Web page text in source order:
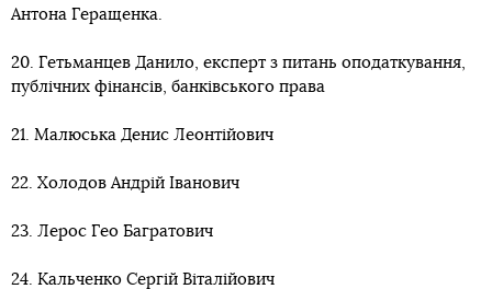
Антона Геращенка.
20. Гетьманцев Данило, експерт з питань оподаткування,
публічних фінансів, банківського права
21. Малюська Денис Леонтійович
22. Холодов Андрій Іванович
23. Лерос Гео Багратович
24. Кальченко Сергій Віталійович